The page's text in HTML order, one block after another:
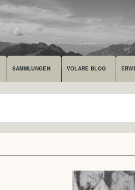
SAMMLUNGEN VOLARE BLOG